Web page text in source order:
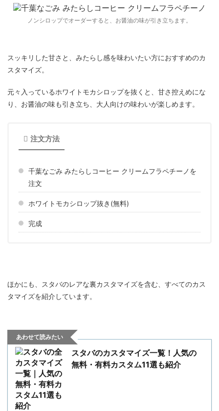
ノンシロップでオーダーすると、お醤油の味が引き立ちます。
スッキリした甘さと、みたらし感を味わいたい方におすすめのカ
スタマイズ。
元々入っているホワイトモカシロップを抜くと、甘さ控えめにな
り、お醤油の味も引き立ち、大人向けの味わいが楽しめます。
注文方法
千葉なごみ みたらしコーヒー クリームフラペチーノを
注文
ホワイトモカシロップ抜き(無料)
完成
ほかにも、スタバのレアな裏カスタマイズを含む、すべてのカス
タマイズを紹介しています。
あわせて読みたい
スタバのカスタマイズ一覧！人気の
無料・有料カスタム11選も紹介